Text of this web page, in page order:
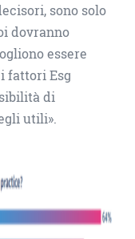
sono solo
dovranno
essere
fattori Esg
di
utili».